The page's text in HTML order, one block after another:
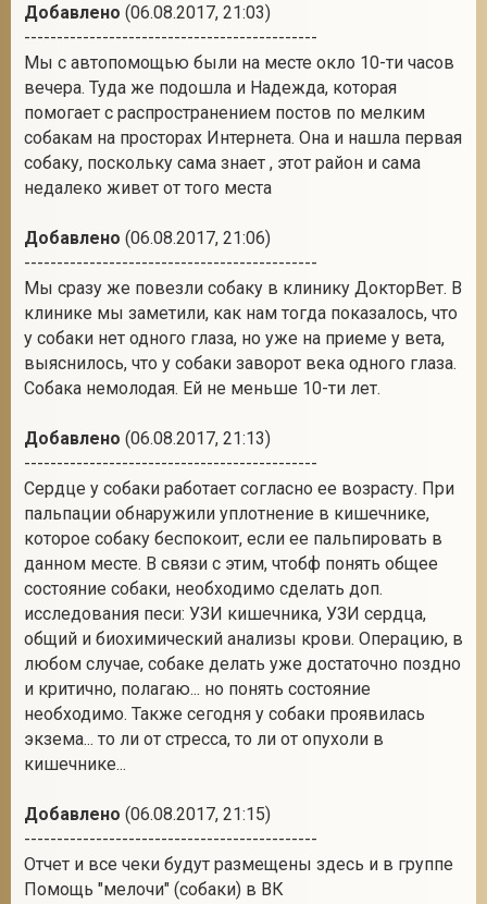
Добавлено (06.08.2017, 21:03)
---------------------------------------------
Мы с автопомощью были на месте окло 10-ти часов
вечера. Туда же подошла и Надежда, которая
помогает с распространением постов по мелким
собакам на просторах Интернета. Она и нашла первая
собаку, поскольку сама знает , этот район и сама
недалеко живет от того места
Добавлено (06.08.2017, 21:06)
---------------------------------------------
Мы сразу же повезли собаку в клинику ДокторВет. В
клинике мы заметили, как нам тогда показалось, что
у собаки нет одного глаза, но уже на приеме у вета,
выяснилось, что у собаки заворот века одного глаза.
Собака немолодая. Ей не меньше 10-ти лет.
Добавлено (06.08.2017, 21:13)
---------------------------------------------
Сердце у собаки работает согласно ее возрасту. При
пальпации обнаружили уплотнение в кишечнике,
которое собаку беспокоит, если ее пальпировать в
данном месте. В связи с этим, чтобф понять общее
состояние собаки, необходимо сделать доп.
исследования песи: УЗИ кишечника, УЗИ сердца,
общий и биохимический анализы крови. Операцию, в
любом случае, собаке делать уже достаточно поздно
и критично, полагаю... но понять состояние
необходимо. Также сегодня у собаки проявилась
экзема... то ли от стресса, то ли от опухоли в
кишечнике...
Добавлено (06.08.2017, 21:15)
---------------------------------------------
Отчет и все чеки будут размещены здесь и в группе
Помощь "мелочи" (собаки) в ВК